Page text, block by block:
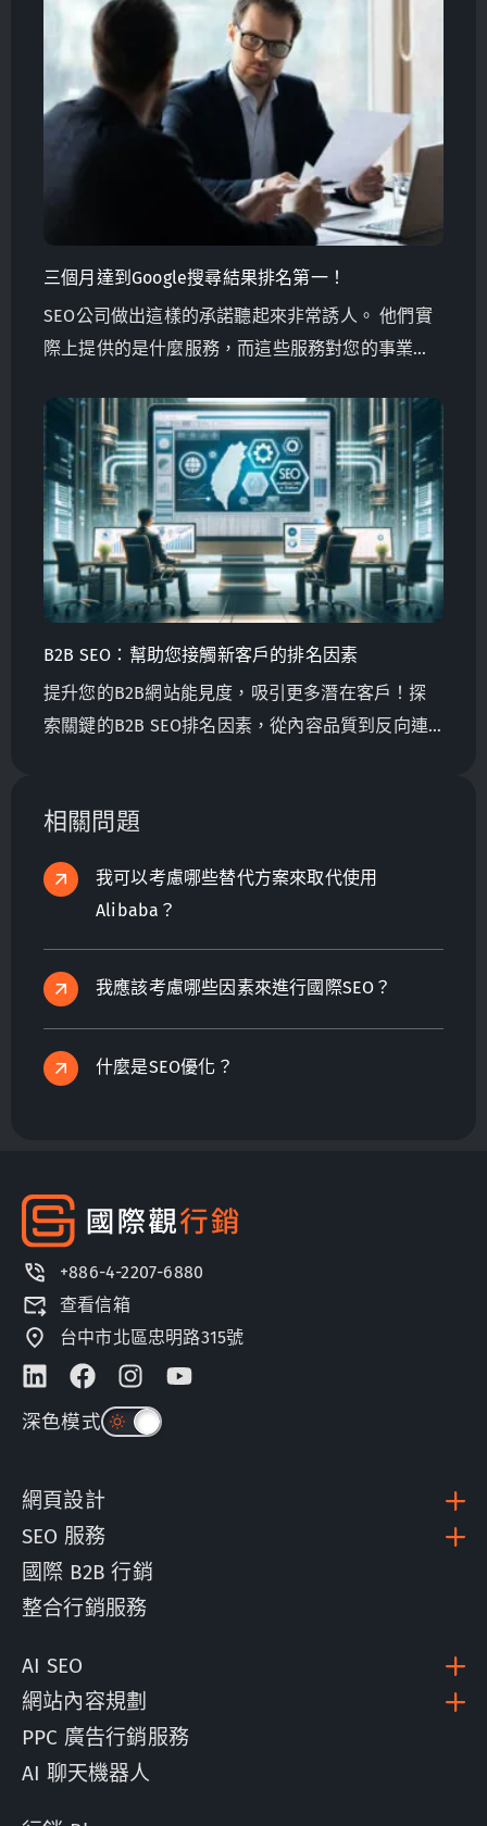
三個月達到Google搜尋結果排名第一！
SEO公司做出這樣的承諾聽起來非常誘人。 他們實
際上提供的是什麼服務，而這些服務對您的事業來
訊，幫助您自己決定這是否是您所需要的。
B2B SEO：幫助您接觸新客戶的排名因素
提升您的B2B網站能見度，吸引更多潛在客戶！探
索關鍵的B2B SEO排名因素，從內容品質到反向連
相關問題
我可以考慮哪些替代方案來取代使用
Alibaba？
我應該考慮哪些因素來進行國際SEO？
什麼是SEO優化？
+886-4-2207-6880
查看信箱
台中市北區忠明路315號
深色模式
網頁設計
SEO 服務
國際 B2B 行銷
整合行銷服務
AI SEO
網站內容規劃
PPC 廣告行銷服務
AI 聊天機器人